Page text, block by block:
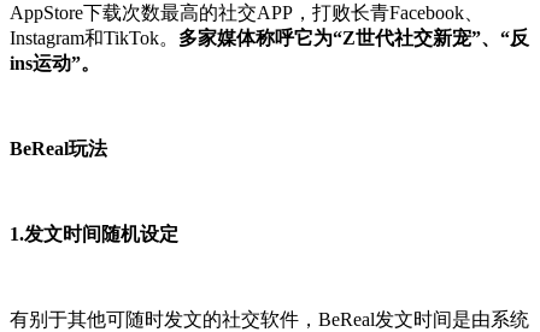
AppStore下载次数最高的社交APP，打败长青Facebook、
Instagram和TikTok。 多家媒体称呼它为“Z世代社交新宠”、“反
ins运动”。
BeReal玩法
1.发文时间随机设定
有别于其他可随时发文的社交软件，BeReal发文时间是由系统